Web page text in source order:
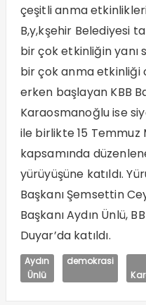
çeşitli anma
B,y,kşehir Belediyesi
bir çok etkinliğin yanı
bir çok anma etkinliği
erken başlayan KBB
Karaosmanoğlu ise
ile birlikte 15 Temmuz
kapsamında
yürüyüşüne katıldı.
Başkanı Şemsettin
Başkanı Aydın Ünlü,
Duyar’da katıldı.
Aydın
Ünlü
demokrasi